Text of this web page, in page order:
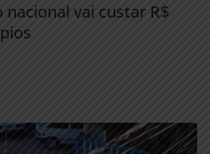
nacional vai custar R$